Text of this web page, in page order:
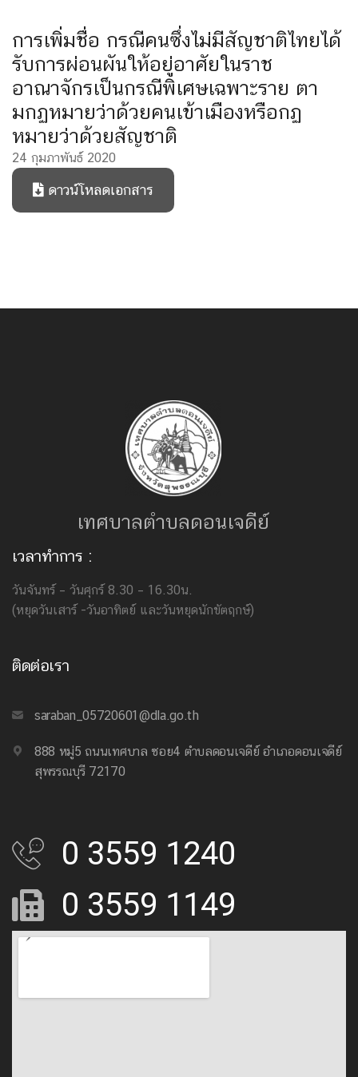
การเพิ่มชื่อ กรณีคนซึ่งไม่มีสัญชาติไทยได้
รับการผ่อนผันให้อยู่อาศัยในราช
อาณาจักรเป็นกรณีพิเศษเฉพาะราย ตา
มกฏหมายว่าด้วยคนเข้าเมืองหรือกฏ
หมายว่าด้วยสัญชาติ
24 กุมภาพันธ์ 2020
ดาวน์โหลดเอกสาร
เทศบาลตำบลดอนเจดีย์
เวลาทำการ :
วันจันทร์ – วันศุกร์ 8.30 – 16.30น.
(หยุดวันเสาร์ -วันอาทิตย์ และวันหยุดนักขัตฤกษ์)
ติดต่อเรา
saraban_05720601@dla.go.th
888 หมู่5 ถนนเทศบาล ซอย4 ตำบลดอนเจดีย์ อำเภอดอนเจดีย์
สุพรรณบุรี 72170
0 3559 1240
0 3559 1149